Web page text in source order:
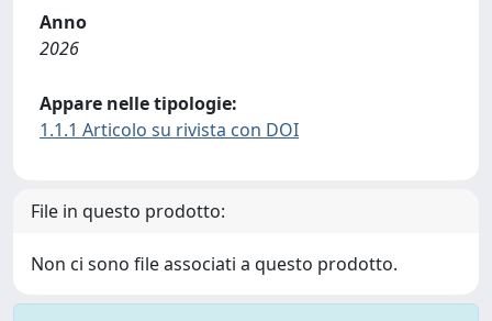
Anno
2026
Appare nelle tipologie:
1.1.1 Articolo su rivista con DOI
File in questo prodotto:
Non ci sono file associati a questo prodotto.